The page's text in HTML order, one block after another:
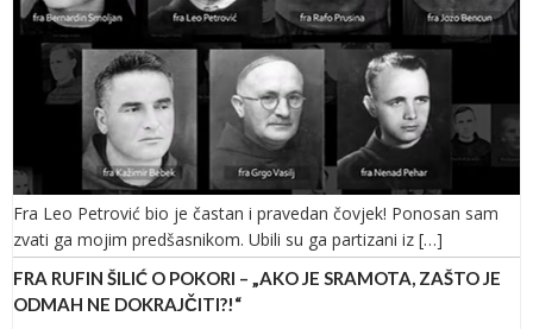
Fra Leo Petrović bio je častan i pravedan čovjek! Ponosan sam
zvati ga mojim predšasnikom. Ubili su ga partizani iz […]
FRA RUFIN ŠILIĆ O POKORI – „AKO JE SRAMOTA, ZAŠTO JE
ODMAH NE DOKRAJČITI?!“